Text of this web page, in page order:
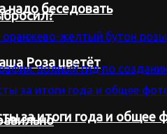
надо беседовать
Роза цветёт
за итоги года и общее